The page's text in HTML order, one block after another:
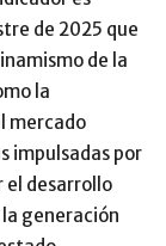
de 2025 que
de la
la
mercado
impulsadas por
el desarrollo
generación